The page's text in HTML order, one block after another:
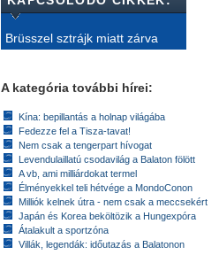
Brüsszel sztrájk miatt zárva
A kategória további hírei:
Kína: bepillantás a holnap világába
Fedezze fel a Tisza-tavat!
Nem csak a tengerpart hívogat
Levendulaillatú csodavilág a Balaton fölött
A vb, ami milliárdokat termel
Élményekkel teli hétvége a MondoConon
Milliók kelnek útra - nem csak a meccsekért
Japán és Korea beköltözik a Hungexpóra
Átalakult a sportzóna
Villák, legendák: időutazás a Balatonon